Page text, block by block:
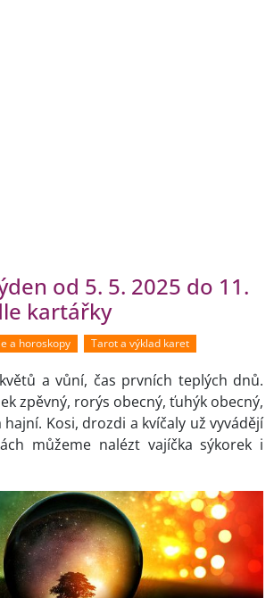
od 5. 5. 2025 do 11.
kartářky
a horoskopy Tarot a výklad karet
a vůní, čas prvních teplých dnů.
zpěvný, rorýs obecný, ťuhýk obecný,
hajní. Kosi, drozdi a kvíčaly už vyvádějí
můžeme nalézt vajíčka sýkorek i